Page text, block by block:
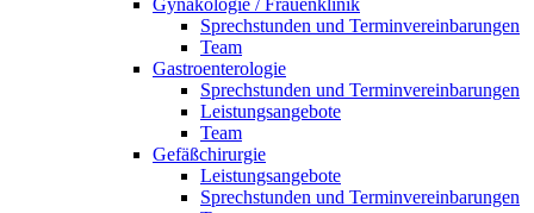
Gynäkologie / Frauenklinik
Sprechstunden und Terminvereinbarungen
Team
Gastroenterologie
Sprechstunden und Terminvereinbarungen
Leistungsangebote
Team
Gefäßchirurgie
Leistungsangebote
Sprechstunden und Terminvereinbarungen